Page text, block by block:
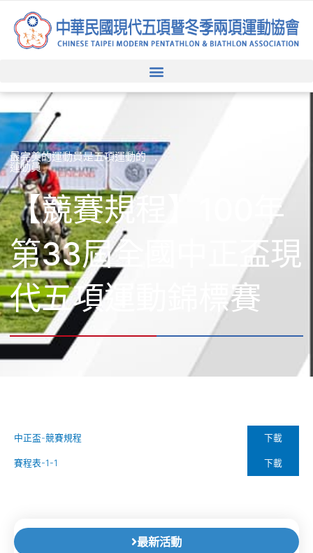
最完美的運動員是五項運動的
運動員
【競賽規程】100年
第33屆全國中正盃現
代五項運動錦標賽
中正盃-競賽規程 下載
賽程表-1-1 下載
最新活動